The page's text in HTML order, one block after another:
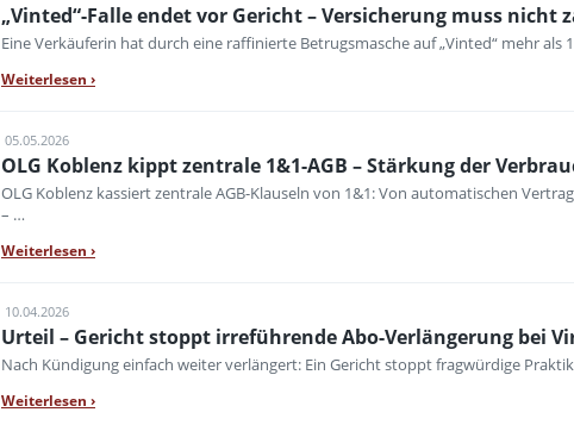
„Vinted“-Falle endet vor Gericht – Versicherung muss nicht
Eine Verkäuferin hat durch eine raffinierte Betrugsmasche auf „Vinted“ mehr als
Weiterlesen ›
05.05.2026
OLG Koblenz kippt zentrale 1&1-AGB – Stärkung der
OLG Koblenz kassiert zentrale AGB-Klauseln von 1&1: Von automatischen
– …
Weiterlesen ›
10.04.2026
Urteil – Gericht stoppt irreführende Abo-Verlängerung bei
Nach Kündigung einfach weiter verlängert: Ein Gericht stoppt fragwürdige
Weiterlesen ›